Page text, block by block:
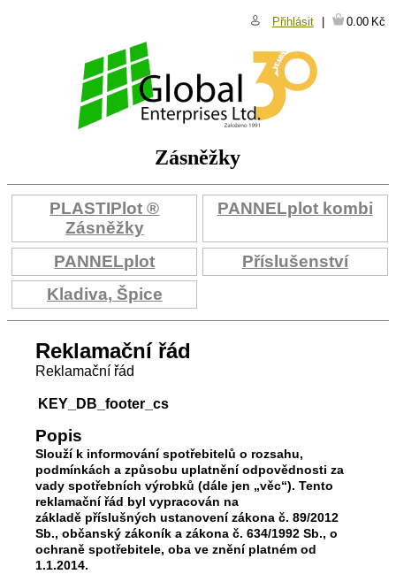
Přihlásit 0.00 Kč
Zásněžky
PLASTIPlot ®
Zásněžky
PANNELplot kombi
PANNELplot
Příslušenství
Kladiva, Špice
Reklamační řád
Reklamační řád
KEY_DB_footer_cs
Popis
Slouží k informování spotřebitelů o rozsahu,
podmínkách a způsobu uplatnění odpovědnosti za
vady spotřebních výrobků (dále jen „věc“). Tento
reklamační řád byl vypracován na
základě příslušných ustanovení zákona č. 89/2012
Sb., občanský zákoník a zákona č. 634/1992 Sb., o
ochraně spotřebitele, oba ve znění platném od
1.1.2014.